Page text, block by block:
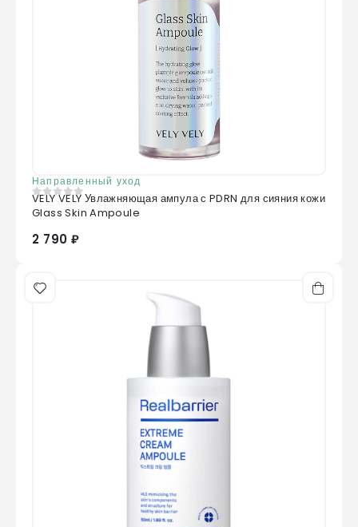
Направленный уход
0 из 5
VELY VELY Увлажняющая ампула с PDRN для сияния кожи
Glass Skin Ampoule
2 790 ₽